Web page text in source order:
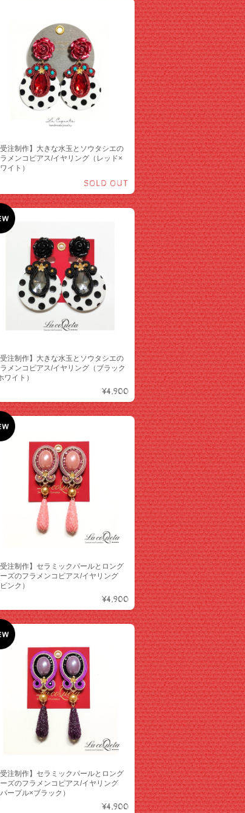
受注制作】大きな水玉とソウタシエの
メンコピアス/イヤリング（レッド×
イト）
SOLD OUT
受注制作】大きな水玉とソウタシエの
メンコピアス/イヤリング（ブラック
ワイト）
¥4,900
受注制作】セラミックパールとロング
ズのフラメンコピアス/イヤリング
ピンク）
¥4,900
受注制作】セラミックパールとロング
ズのフラメンコピアス/イヤリング
パープル×ブラック）
¥4,900